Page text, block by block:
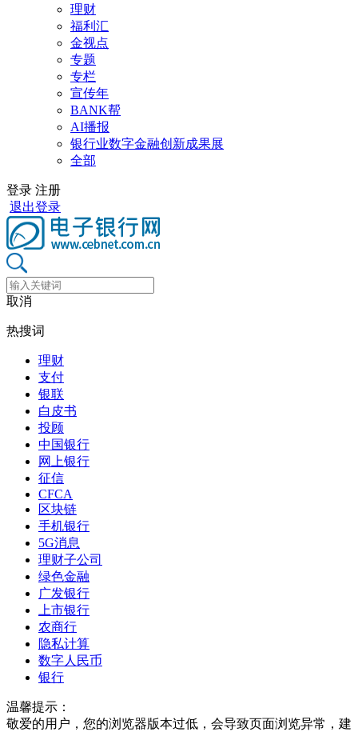
理财
福利汇
金视点
专题
专栏
宣传年
BANK帮
AI播报
银行业数字金融创新成果展
全部
登录 注册
退出登录
取消
热搜词
理财
支付
银联
白皮书
投顾
中国银行
网上银行
征信
CFCA
区块链
手机银行
5G消息
理财子公司
绿色金融
广发银行
上市银行
农商行
隐私计算
数字人民币
银行
温馨提示：
敬爱的用户，您的浏览器版本过低，会导致页面浏览异常，建